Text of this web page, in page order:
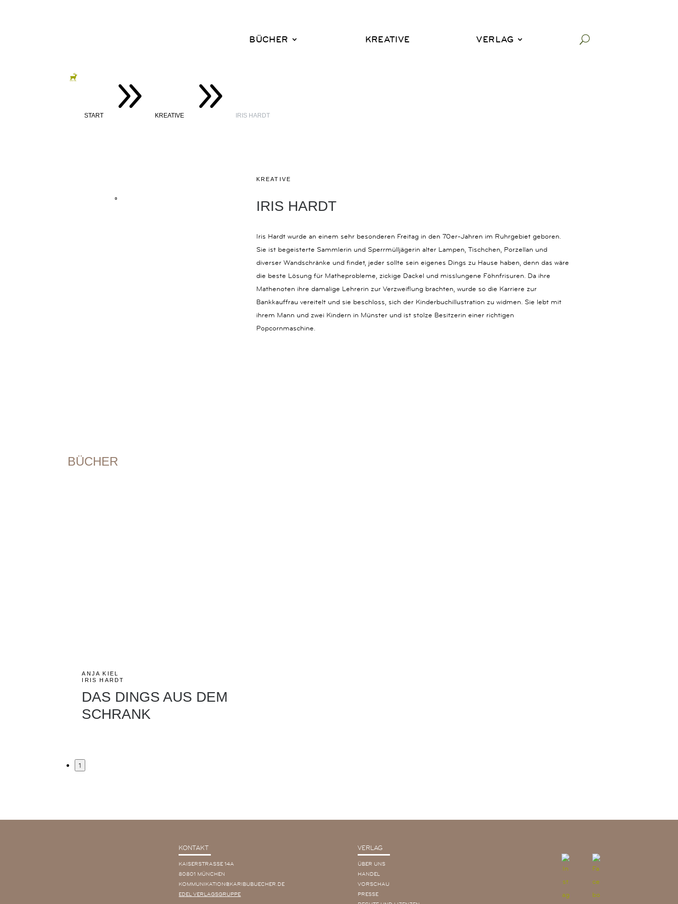
BÜCHER KREATIVE VERLAG
START 9 KREATIVE 9 IRIS HARDT
©
KREATIVE
IRIS HARDT
Iris Hardt wurde an einem sehr besonderen Freitag in den 70er-Jahren im Ruhrgebiet geboren.
Sie ist begeisterte Sammlerin und Sperrmülljägerin alter Lampen, Tischchen, Porzellan und
diverser Wandschränke und findet, jeder sollte sein eigenes Dings zu Hause haben, denn das wäre
die beste Lösung für Matheprobleme, zickige Dackel und misslungene Föhnfrisuren. Da ihre
Mathenoten ihre damalige Lehrerin zur Verzweiflung brachten, wurde so die Karriere zur
Bankkauffrau vereitelt und sie beschloss, sich der Kinderbuchillustration zu widmen. Sie lebt mit
ihrem Mann und zwei Kindern in Münster und ist stolze Besitzerin einer richtigen
Popcornmaschine.
BÜCHER
ANJA KIEL
IRIS HARDT
DAS DINGS AUS DEM
SCHRANK
1
KONTAKT
KAISERSTRASSE 14A
80801 MÜNCHEN
KOMMUNIKATION@KARIBUBUECHER.DE
EDEL VERLAGSGRUPPE
VERLAG
ÜBER UNS
HANDEL
VORSCHAU
PRESSE